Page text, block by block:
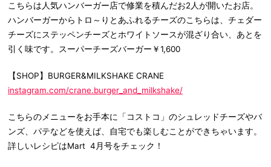
こちらは人気ハンバーガー店で修業を積んだお2人が開いたお店。
ハンバーガーからトロ～りとあふれるチーズのこちらは、チェダー
チーズにステッペンチーズとホワイトソースが混ざり合い、あとを
引く味です。スーパーチーズバーガー￥1,600
【SHOP】BURGER&MILKSHAKE CRANE
instagram.com/crane.burger_and_milkshake/
こちらのメニューをお手本に「コストコ」のシュレッドチーズやバ
ンズ、パテなどを使えば、自宅でも楽しむことができちゃいます。
詳しいレシピはMart 4月号をチェック！